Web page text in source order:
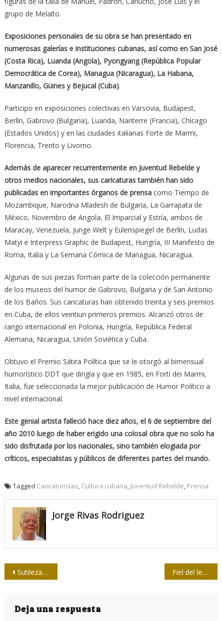
grupo de Melaíto.
Exposiciones personales de su obra se han presentado en
numerosas galerías e instituciones cubanas, así como en San José
(Costa Rica), Luanda (Angola), Pyongyang (República Popular
Democrática de Corea), Managua (Nicaragua), La Habana,
Manzanillo, Güines y Bejucal (Cuba).
Participo en exposiciones colectivas en Varsovia, Budapest,
Berlín, Gabrovo (Bulgaria), Luanda, Nanterre (Francia), Chicago
(Estados Unidos) y en las ciudades italianas Forte de Marmi,
Florencia, Trento y Livorno.
Además de aparecer recurrentemente en Juventud Rebelde y
otros medios nacionales, sus caricaturas también han sido
publicadas en importantes órganos de prensacomo Tiempo de
Mozambique, Narodna Mladesh de Bulgaria, La Garrapata de
México, Novembro de Angola, El Imparcial y Estría, ambos de
Maracay, Venezuela, Junge Welt y Eulenspiegel de Berlín, Ludas
Matyi e Interpress Graphic de Budapest, Hungría, III Manifesto de
Roma, Italia y La Semana Cómica de Managua, Nicaragua.
Algunas de sus piezas forman parte de la colección permanente
de los museos del humor de Gabrovo, Bulgaria y de San Antonio
de los Baños. Sus caricaturas han obtenido treinta y seis premios
en Cuba, de ellos veintiun primeros premios. Alcanzó otros de
rango internacional en Polonia, Hungría, República Federal
Alemana, Nicaragua, Unión Soviética y Cuba.
Obtuvo el Premio Sátira Política que se le otorgó al bimensual
humorístico DDT que dirigía y que en 1985, en Forti dei Marmi,
Italia, fue seleccionada la mejor publicación de Humor Político a
nivel internacional.
Este genial artista falleció hace diez años, el 6 de septiembre del
año 2010 luego de haber erigido una colosal obra que no solo ha
sido disfrutada por los nacionales, sino también elogiada por
críticos, especialistas y públicos de diferentes partes del mundo.
Tagged Caricaturistas Cultura cubana Juventud Rebelde Prensa
Jorge Rivas Rodriguez
Navegación
entradas
Sutilezas que se esconden en los titulares Fiel del lenguaje 42/ Limpiarse el sombrero no es lavarse la cabeza
Deja una respuesta